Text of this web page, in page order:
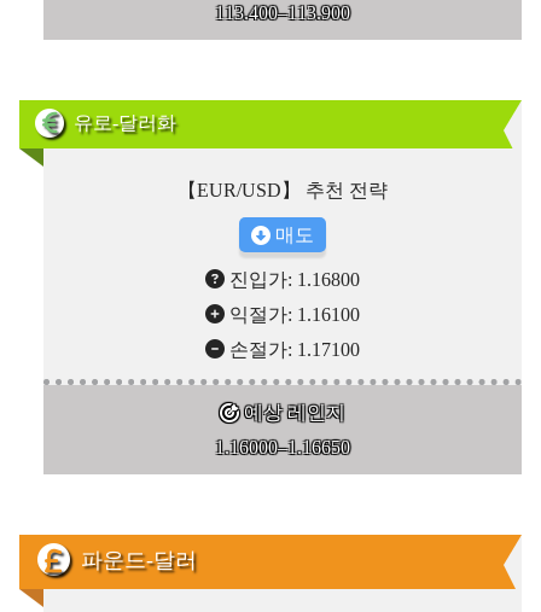
113.400–113.900
유로-달러화
【EUR/USD】 추천 전략
매도
진입가: 1.16800
익절가: 1.16100
손절가: 1.17100
예상 레인지
1.16000–1.16650
파운드-달러